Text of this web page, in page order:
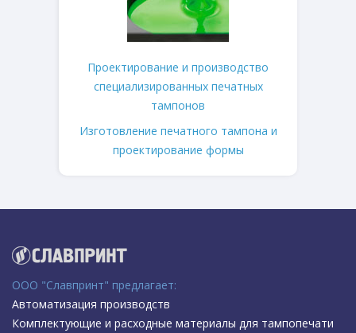
Проектирование и производство
специализированных печатных
тампонов
Изготовление печатного тампона и
проектирование формы
ООО "Славпринт" предлагает:
Автоматизация производств
Комплектующие и расходные материалы для тампопечати